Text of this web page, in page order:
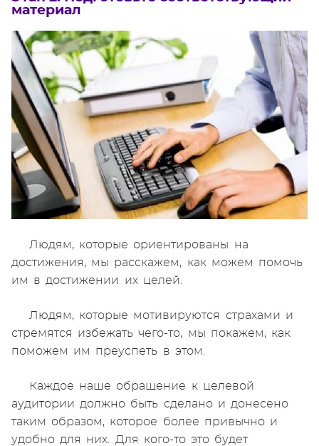
материал
Людям, которые ориентированы на
достижения, мы расскажем, как можем помочь
им в достижении их целей.
Людям, которые мотивируются страхами и
стремятся избежать чего-то, мы покажем, как
поможем им преуспеть в этом.
Каждое наше обращение к целевой
аудитории должно быть сделано и донесено
таким образом, которое более привычно и
удобно для них. Для кого-то это будет